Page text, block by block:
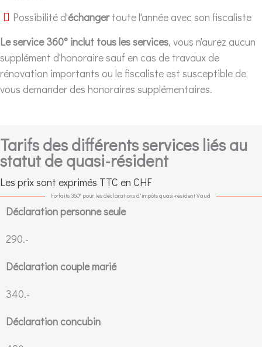
Possibilité d'échangertoute l'année avec son fiscaliste
Le service 360° inclut tous les services, vous n'aurez aucun
supplément d'honoraire sauf en cas de travaux de
rénovation importants ou le fiscaliste est susceptible de
vous demander des honoraires supplémentaires.
Tarifs des différents services liés au
statut de quasi-résident
Les prix sont exprimés TTC en CHF
Forfaits 360° pour les déclarations d'impôts quasi-résident Vaud
Déclaration personne seule
290.-
Déclaration couple marié
340.-
Déclaration concubin